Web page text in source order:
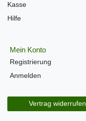
Kasse
Hilfe
Mein Konto
Registrierung
Anmelden
Vertrag widerrufen